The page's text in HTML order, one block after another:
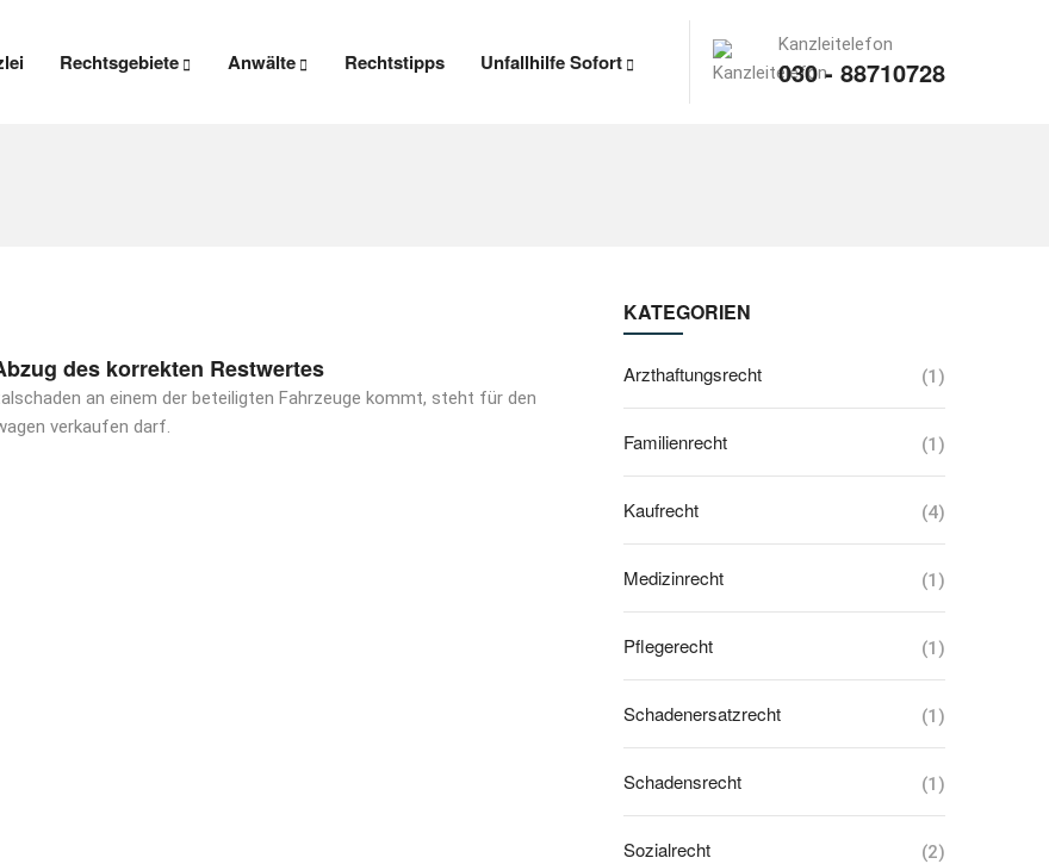
Rechtsgebiete Anwälte Rechtstipps Unfallhilfe Sofort
Kanzleitelefon
030 - 88710728
des korrekten Restwertes
an einem der beteiligten Fahrzeuge kommt, steht für den
verkaufen darf.
KATEGORIEN
Arzthaftungsrecht (1)
Familienrecht (1)
Kaufrecht (4)
Medizinrecht (1)
Pflegerecht (1)
Schadenersatzrecht (1)
Schadensrecht (1)
Sozialrecht (2)